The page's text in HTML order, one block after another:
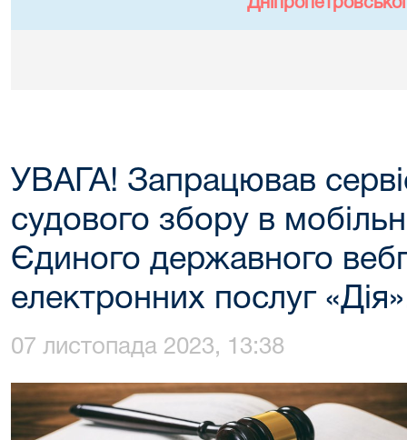
УВАГА! Запрацював
судового збору в
Єдиного державного
електронних послуг
07 листопада 2023, 13:38